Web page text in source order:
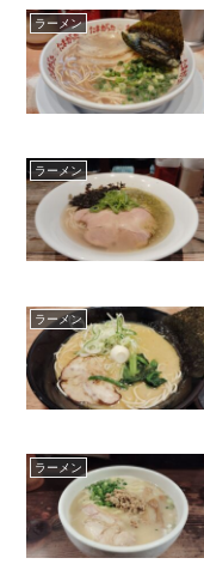
ラーメン
ラーメン
ラーメン
ラーメン